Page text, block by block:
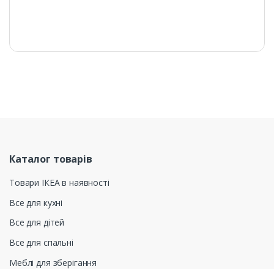
Каталог товарів
Товари ІКЕА в наявності
Все для кухні
Все для дітей
Все для спальні
Меблі для зберігання